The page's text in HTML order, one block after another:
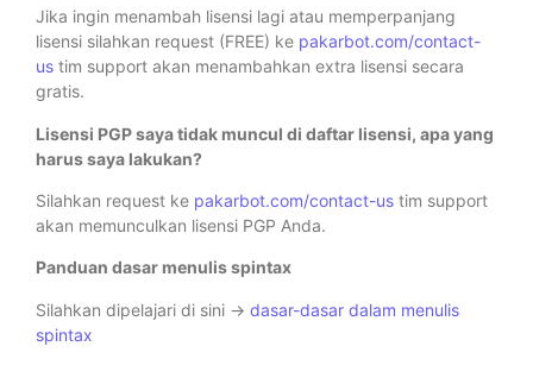
Jika ingin menambah lisensi lagi atau memperpanjang
lisensi silahkan request (FREE) ke pakarbot.com/contact-
us tim support akan menambahkan extra lisensi secara
gratis.
Lisensi PGP saya tidak muncul di daftar lisensi, apa yang
harus saya lakukan?
Silahkan request ke pakarbot.com/contact-us tim support
akan memunculkan lisensi PGP Anda.
Panduan dasar menulis spintax
Silahkan dipelajari di sini -> dasar-dasar dalam menulis
spintax